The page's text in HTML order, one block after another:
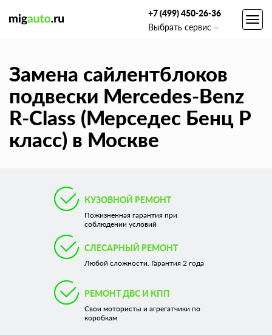
+7 (499) 450-26-36
Выбрать сервис
Замена сайлентблоков
подвески Mercedes-Benz
R-Class (Мерседес Бенц Р
класс) в Москве
КУЗОВНОЙ РЕМОНТ
Пожизненная гарантия при
соблюдении условий
СЛЕСАРНЫЙ РЕМОНТ
Любой сложности. Гарантия 2 года
РЕМОНТ ДВС И КПП
Свои мотористы и агрегатчики по
коробкам